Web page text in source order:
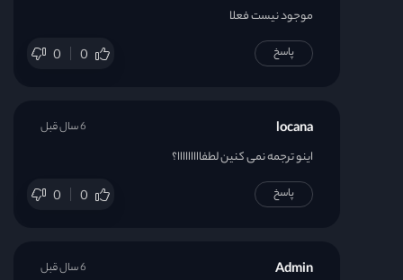
موجود نیست فعلا
0 0 پاسخ
locana
اینو ترجمه نمی کنین لطفااااااااا؟
0 0
6 سال قبل
پاسخ
Admin 6 سال قبل